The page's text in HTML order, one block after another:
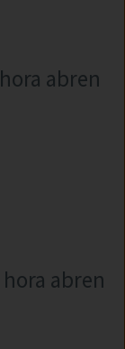
abren
abren